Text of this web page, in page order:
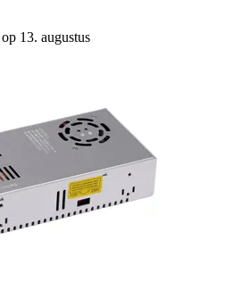
13. augustus